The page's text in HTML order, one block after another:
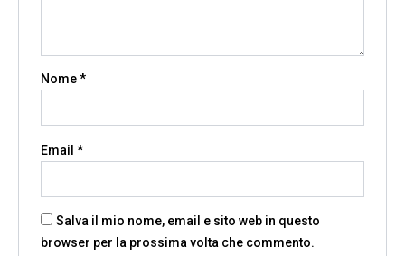
Nome*
Email*
Salva il mio nome, email e sito web in questo
browser per la prossima volta che commento.